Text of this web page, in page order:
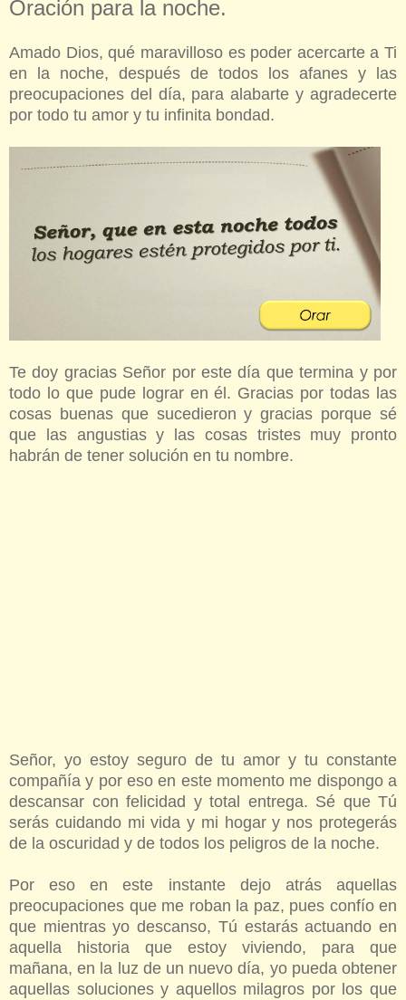
Oración para la noche.
Amado Dios, qué maravilloso es poder acercarte a Ti
en la noche, después de todos los afanes y las
preocupaciones del día, para alabarte y agradecerte
por todo tu amor y tu infinita bondad.
Te doy gracias Señor por este día que termina y por
todo lo que pude lograr en él. Gracias por todas las
cosas buenas que sucedieron y gracias porque sé
que las angustias y las cosas tristes muy pronto
habrán de tener solución en tu nombre.
Señor, yo estoy seguro de tu amor y tu constante
compañía y por eso en este momento me dispongo a
descansar con felicidad y total entrega. Sé que Tú
serás cuidando mi vida y mi hogar y nos protegerás
de la oscuridad y de todos los peligros de la noche.
Por eso en este instante dejo atrás aquellas
preocupaciones que me roban la paz, pues confío en
que mientras yo descanso, Tú estarás actuando en
aquella historia que estoy viviendo, para que
mañana, en la luz de un nuevo día, yo pueda obtener
aquellas soluciones y aquellos milagros por los que